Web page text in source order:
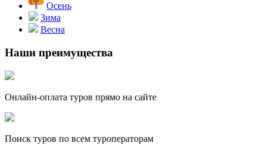
Осень
Зима
Весна
Наши преимущества
Онлайн-оплата туров прямо на сайте
Поиск туров по всем туроператорам